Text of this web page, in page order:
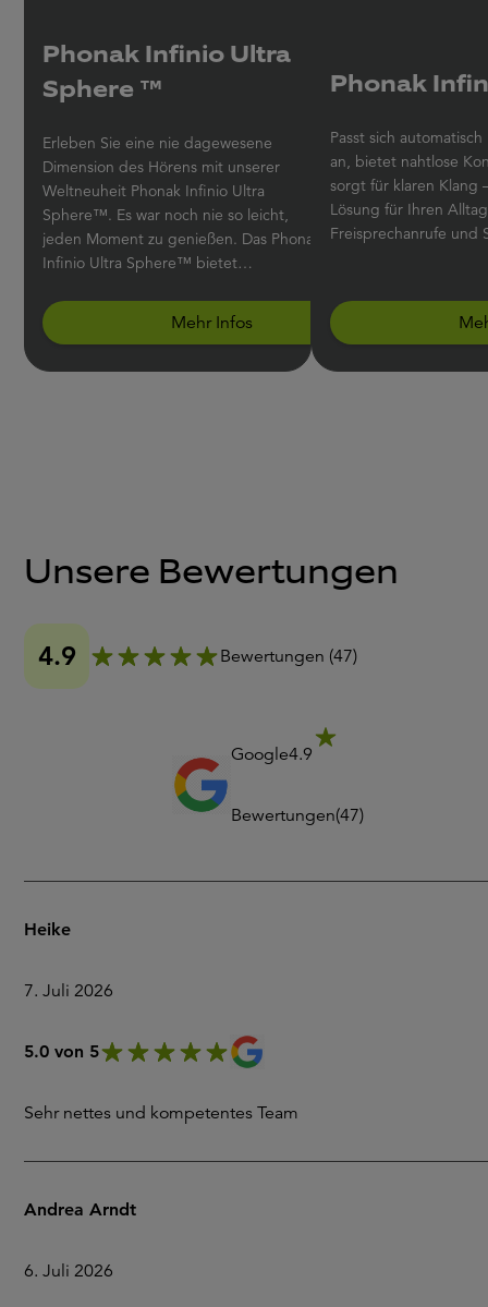
Phonak Infinio Ultra
Sphere ™
Erleben Sie eine nie dagewesene
Dimension des Hörens mit unserer
Weltneuheit Phonak Infinio Ultra
Sphere™. Es war noch nie so leicht,
jeden Moment zu genießen. Das Phonak
Infinio Ultra Sphere™ bietet
welcher Richtung Sprache kommt, und
filtert Störgeräusche aus dem
Mehr Infos
Phonak
Passt sich
an, bietet nahtlose
sorgt für klaren Klang – das ist die
Lösung für Ihren
Freisprechanrufe und
Unsere Bewertungen
4.9 Bewertungen (47)
Google4.9
Bewertungen(47)
Heike
7. Juli 2026
5.0 von 5
Sehr nettes und kompetentes Team
Andrea Arndt
6. Juli 2026